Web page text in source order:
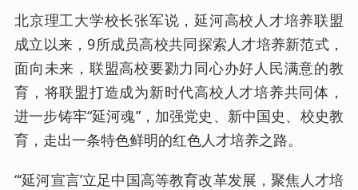
北京理工大学校长张军说，延河高校人才培养联盟
成立以来，9所成员高校共同探索人才培养新范式，
面向未来，联盟高校要勠力同心办好人民满意的教
育，将联盟打造成为新时代高校人才培养共同体，
进一步铸牢“延河魂”，加强党史、新中国史、校史教
育，走出一条特色鲜明的红色人才培养之路。
“‘延河宣言’立足中国高等教育改革发展，聚焦人才培